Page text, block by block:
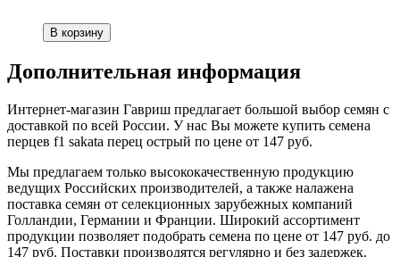
Дополнительная информация
Интернет-магазин Гавриш предлагает большой выбор семян с
доставкой по всей России. У нас Вы можете купить семена
перцев f1 sakata перец острый по цене от 147 руб.
Мы предлагаем только высококачественную продукцию
ведущих Российских производителей, а также налажена
поставка семян от селекционных зарубежных компаний
Голландии, Германии и Франции. Широкий ассортимент
продукции позволяет подобрать семена по цене от 147 руб. до
147 руб. Поставки производятся регулярно и без задержек.